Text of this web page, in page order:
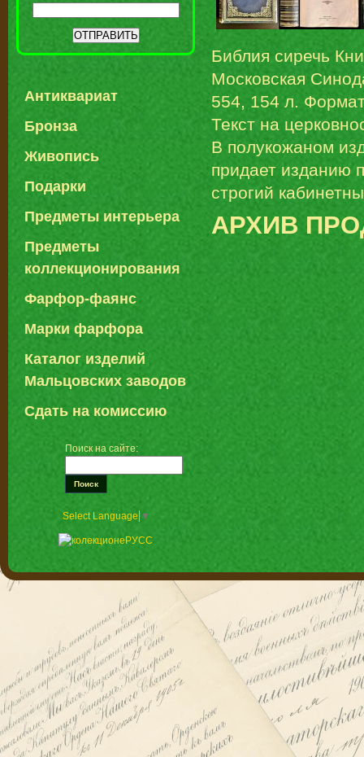
Антиквариат
Бронза
Живопись
Подарки
Предметы интерьера
Предметы
коллекционирования
Фарфор-фаянс
Марки фарфора
Каталог изделий
Мальцовских заводов
Сдать на комиссию
Поиск на сайте:
Select Language ▼
Библия сиречь
Московская
554, 154 л.
Текст на
В полукожаном
придает изданию
строгий
АРХИВ